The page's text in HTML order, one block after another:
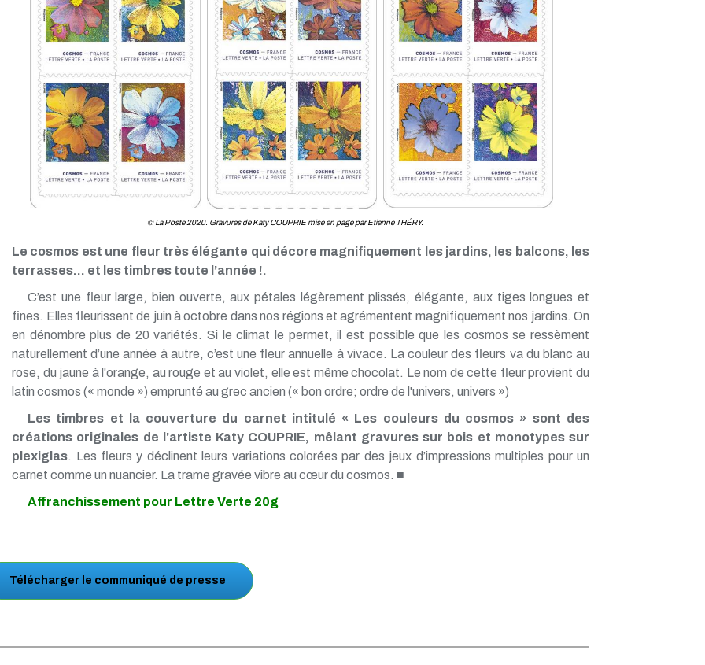
© La Poste 2020. Gravures de Katy COUPRIE mise en page par Etienne THÉRY.
Le cosmos est une fleur très élégante qui décore magnifiquement les jardins, les balcons, les
terrasses… et les timbres toute l’année !.
C’est une fleur large, bien ouverte, aux pétales légèrement plissés, élégante, aux tiges longues et
fines. Elles fleurissent de juin à octobre dans nos régions et agrémentent magnifiquement nos jardins. On
en dénombre plus de 20 variétés. Si le climat le permet, il est possible que les cosmos se ressèment
naturellement d’une année à autre, c’est une fleur annuelle à vivace. La couleur des fleurs va du blanc au
rose, du jaune à l'orange, au rouge et au violet, elle est même chocolat. Le nom de cette fleur provient du
latin cosmos (« monde ») emprunté au grec ancien (« bon ordre; ordre de l'univers, univers »)
Les timbres et la couverture du carnet intitulé « Les couleurs du cosmos » sont des
créations originales de l'artiste Katy COUPRIE, mêlant gravures sur bois et monotypes sur
plexiglas. Les fleurs y déclinent leurs variations colorées par des jeux d’impressions multiples pour un
carnet comme un nuancier. La trame gravée vibre au cœur du cosmos. ■
Affranchissement pour Lettre Verte 20g
Télécharger le communiqué de presse